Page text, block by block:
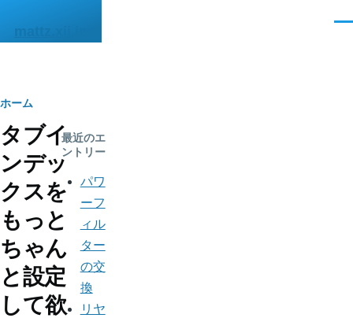
mattz.xii.jp
パ
ン
く
ず
ホーム
タブイ
ンデッ
クスを
もっと
ちゃん
と設定
して欲
最近のエ
ントリー
パワ
ーフ
ィル
ター
の交
換
リヤ